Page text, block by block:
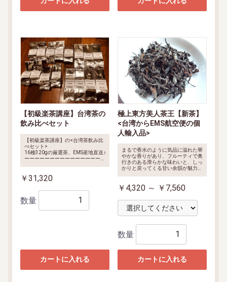
【初級楽茶講座】台湾茶の
飲み比べセット
【初級楽茶講座】の<台湾茶飲み比
べセット>
16種320gの厳選茶、EMS産地直送♪
ーーーーーーーーーーーーーーーー
東方美人茶、台湾碧螺春、小種烏龍
茶、
品評会入賞の文山包種茶、品
評会入賞の東方美人茶、菊花茶、
蜜香紅茶、四季春、高山金萱茶。
￥31,320
数量
カートに入れる
極上東方美人茶王【新茶】
<台湾からEMS航空便の個
人輸入品>
まるで香水のように気品に溢れた華
やかな香りがあり、フルーティで奥
行きのある滑らかな味わいと、しっ
かりと戻ってくる甘い余韻が魅力的
￥4,320 ～ ￥7,560
数量
カートに入れる